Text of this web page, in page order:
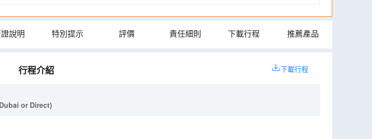
說明 特別提示 評價 責任細則 下載行程 推薦產品
行程介紹 下載行程
or Direct)